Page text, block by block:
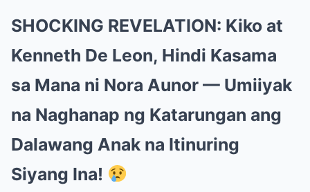
SHOCKING REVELATION: Kiko at
Kenneth De Leon, Hindi Kasama
sa Mana ni Nora Aunor — Umiiyak
na Naghanap ng Katarungan ang
Dalawang Anak na Itinuring
Siyang Ina!